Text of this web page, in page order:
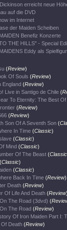
erreicht neue
auf die DVD
im Internet
der Maiden Scheiben
Benefiz Konzerte
THE HILLS" - Special
Eddy als Spielfigur
(Review)
Of Souls (Review)
England (Review)
Live in Santigo de Chile (
To Eternity: The Best
(Review)
(Review)
Son Of A Seventh Son (
In Time (Classic)
(Classic)
Mind (Classic)
Of The Beast (Classic
(Classic)
(Classic)
Back In Time (Review)
Death (Review)
Of Life And Death (Review
The Road (3dvd) (
The Road (Review)
Of Iron Maiden Part I:
Of Death (Review)